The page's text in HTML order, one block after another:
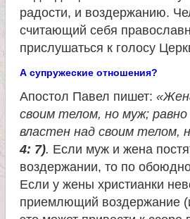
м
о
н
а
радости, и воздержанию.
считающий себя
прислушаться к голосу
А супружеские отношения?
Апостол Павел пишет:
своим телом, но муж;
властен над своим телом,
4: 7). Если муж и жена
воздержании, то по
Если у жены христианки
приемлющий воздержание